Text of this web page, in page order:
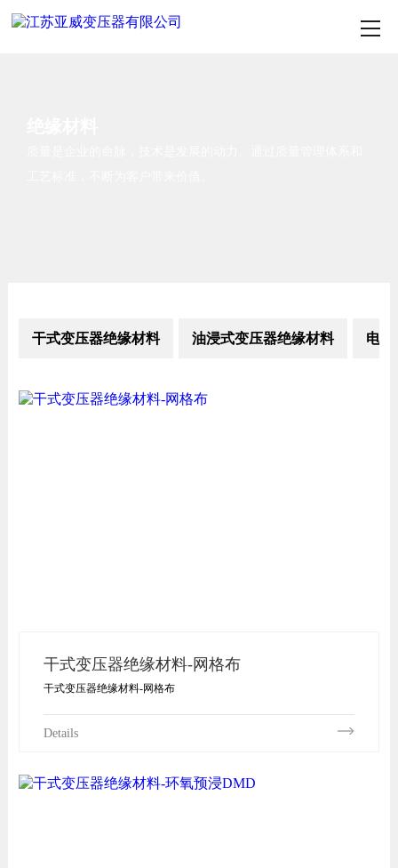
干式变压器绝缘材料 油浸式变压器绝缘材料 电磁
干式变压器绝缘材料-网格布
干式变压器绝缘材料-网格布
Details